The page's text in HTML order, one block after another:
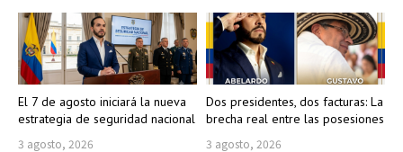
El 7 de agosto iniciará la nueva
estrategia de seguridad nacional
3 agosto, 2026
Dos presidentes, dos facturas: La
brecha real entre las posesiones
3 agosto, 2026